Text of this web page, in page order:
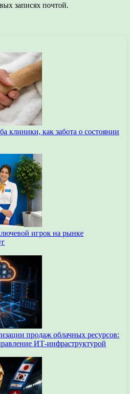
записях почтой.
клиники, как забота о состоянии
игрок на рынке
продаж облачных ресурсов:
ИТ-инфраструктурой